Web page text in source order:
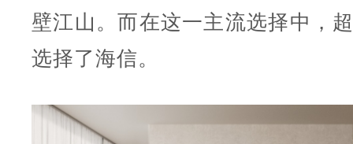
壁江山。而在这一主流选择中，
选择了海信。